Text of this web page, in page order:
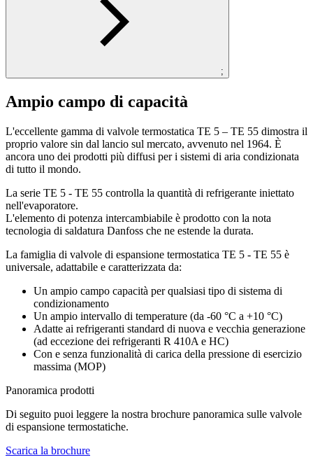
;
Ampio campo di capacità
L'eccellente gamma di valvole termostatica TE 5 – TE 55 dimostra il
proprio valore sin dal lancio sul mercato, avvenuto nel 1964. È
ancora uno dei prodotti più diffusi per i sistemi di aria condizionata
di tutto il mondo.
La serie TE 5 - TE 55 controlla la quantità di refrigerante iniettato
nell'evaporatore.
L'elemento di potenza intercambiabile è prodotto con la nota
tecnologia di saldatura Danfoss che ne estende la durata.
La famiglia di valvole di espansione termostatica TE 5 - TE 55 è
universale, adattabile e caratterizzata da:
Un ampio campo capacità per qualsiasi tipo di sistema di
condizionamento
Un ampio intervallo di temperature (da -60 °C a +10 °C)
Adatte ai refrigeranti standard di nuova e vecchia generazione
(ad eccezione dei refrigeranti R 410A e HC)
Con e senza funzionalità di carica della pressione di esercizio
massima (MOP)
Panoramica prodotti
Di seguito puoi leggere la nostra brochure panoramica sulle valvole
di espansione termostatiche.
Scarica la brochure